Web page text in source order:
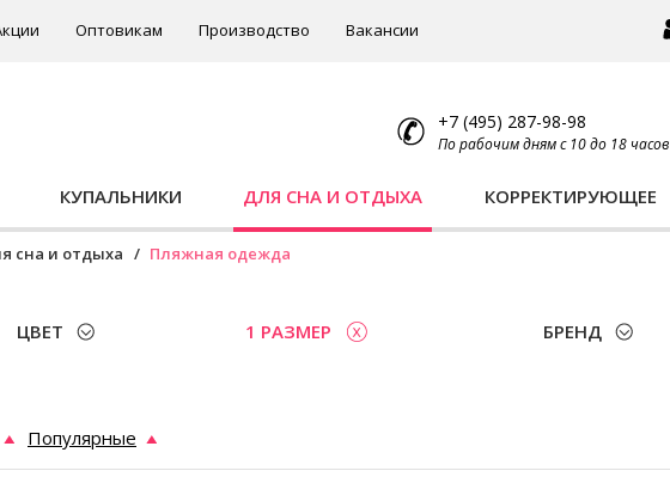
Оптовикам Производство Вакансии
+7 (495) 287-98-98
По рабочим дням с 10 до 18 часов
КУПАЛЬНИКИ ДЛЯ СНА И ОТДЫХА КОРРЕКТИРУЮЩЕЕ
сна и отдыха Пляжная одежда
ЦВЕТ 1 РАЗМЕР БРЕНД
Популярные